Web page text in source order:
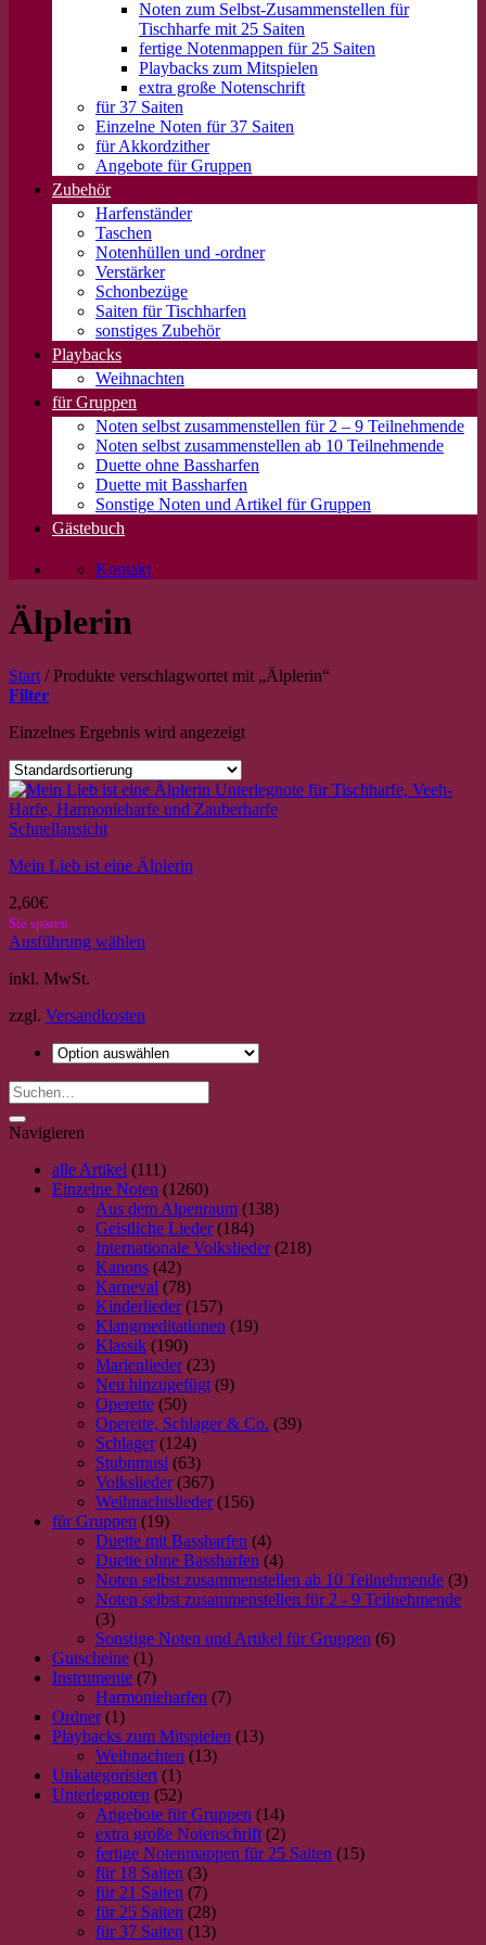
Noten zum Selbst-Zusammenstellen für
Tischharfe mit 25 Saiten
fertige Notenmappen für 25 Saiten
Playbacks zum Mitspielen
extra große Notenschrift
für 37 Saiten
Einzelne Noten für 37 Saiten
für Akkordzither
Angebote für Gruppen
Zubehör
Harfenständer
Taschen
Notenhüllen und -ordner
Verstärker
Schonbezüge
Saiten für Tischharfen
sonstiges Zubehör
Playbacks
Weihnachten
für Gruppen
Noten selbst zusammenstellen für 2 – 9 Teilnehmende
Noten selbst zusammenstellen ab 10 Teilnehmende
Duette ohne Bassharfen
Duette mit Bassharfen
Sonstige Noten und Artikel für Gruppen
Gästebuch
Kontakt
Älplerin
Start /Produkte verschlagwortet mit „Älplerin“
Filter
Einzelnes Ergebnis wird angezeigt
Schnellansicht
Mein Lieb ist eine Älplerin
2,60€
Sie sparen
Ausführung wählen
Produkt
mehrere
Die
Optionen
können
auf
Produktseite
gewählt
inkl. MwSt.
zzgl. Versandkosten
Navigieren
alle Artikel (111)
Einzelne Noten (1260)
Aus dem Alpenraum (138)
Geistliche Lieder (184)
Internationale Volkslieder (218)
Kanons (42)
Karneval (78)
Kinderlieder (157)
Klangmeditationen (19)
Klassik (190)
Marienlieder (23)
Neu hinzugefügt (9)
Operette (50)
Operette, Schlager & Co. (39)
Schlager (124)
Stubnmusi (63)
Volkslieder (367)
Weihnachtslieder (156)
für Gruppen (19)
Duette mit Bassharfen (4)
Duette ohne Bassharfen (4)
Noten selbst zusammenstellen ab 10 Teilnehmende (3)
Noten selbst zusammenstellen für 2 - 9 Teilnehmende
(3)
Sonstige Noten und Artikel für Gruppen (6)
Gutscheine (1)
Instrumente (7)
Harmonieharfen (7)
Ordner (1)
Playbacks zum Mitspielen (13)
Weihnachten (13)
Unkategorisiert (1)
Unterlegnoten (52)
Angebote für Gruppen (14)
extra große Notenschrift (2)
fertige Notenmappen für 25 Saiten (15)
für 18 Saiten (3)
für 21 Saiten (7)
für 25 Saiten (28)
für 37 Saiten (13)